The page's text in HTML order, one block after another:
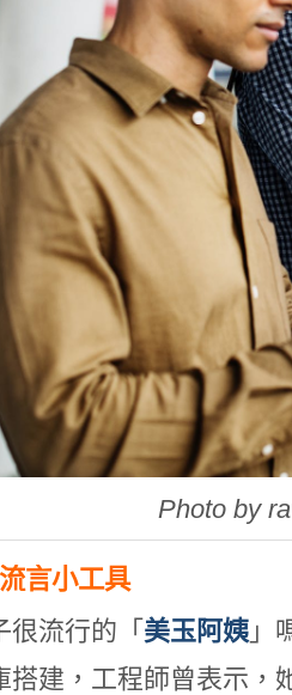
Photo by
言小工具
很流行的「 美玉阿姨」
搭建，工程師曾表示，